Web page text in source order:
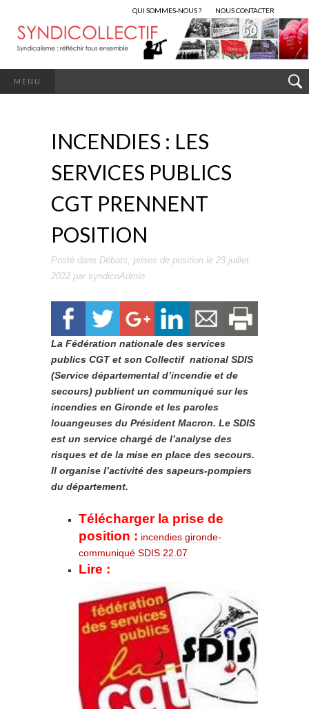
QUI SOMMES-NOUS ? NOUS CONTACTER
MENU
INCENDIES : LES
SERVICES PUBLICS
CGT PRENNENT
POSITION
Posté dans Débats, prises de position le 23 juillet
2022 par syndicoAdmin.
La Fédération nationale des services
publics CGT et son Collectif national SDIS
(Service départemental d’incendie et de
secours) publient un communiqué sur les
incendies en Gironde et les paroles
louangeuses du Président Macron. Le SDIS
est un service chargé de l’analyse des
risques et de la mise en place des secours.
Il organise l’activité des sapeurs-pompiers
du département.
Télécharger la prise de
position : incendies gironde-
communiqué SDIS 22.07
Lire :